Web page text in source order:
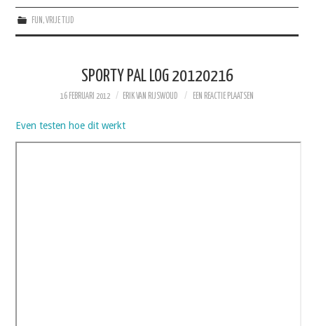
FUN,VRIJE TIJD
SPORTY PAL LOG 20120216
16 FEBRUARI 2012 ERIK VAN RIJSWOUD EEN REACTIE PLAATSEN
Even testen hoe dit werkt